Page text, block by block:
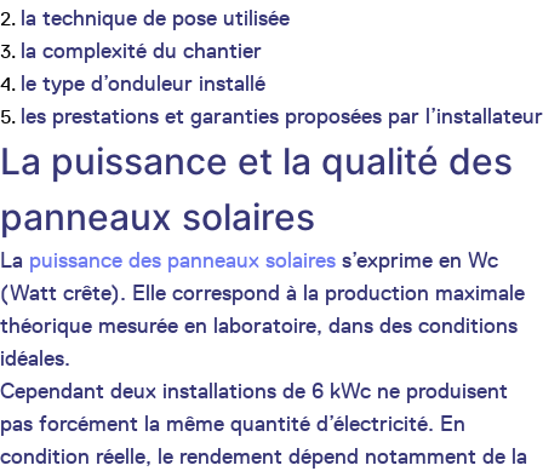
la technique de pose utilisée
la complexité du chantier
le type d’onduleur installé
les prestations et garanties proposées par l’installateur
La puissance et la qualité des
panneaux solaires
La puissance des panneaux solaires s’exprime en Wc
(Watt crête). Elle correspond à la production maximale
théorique mesurée en laboratoire, dans des conditions
idéales.
Cependant deux installations de 6 kWc ne produisent
pas forcément la même quantité d’électricité. En
condition réelle, le rendement dépend notamment de la